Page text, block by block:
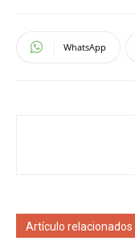
WhatsApp
Artículo relacionados